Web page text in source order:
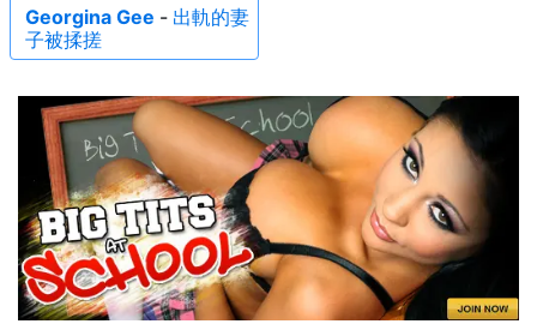
Georgina Gee - 出軌的妻
子被揉搓